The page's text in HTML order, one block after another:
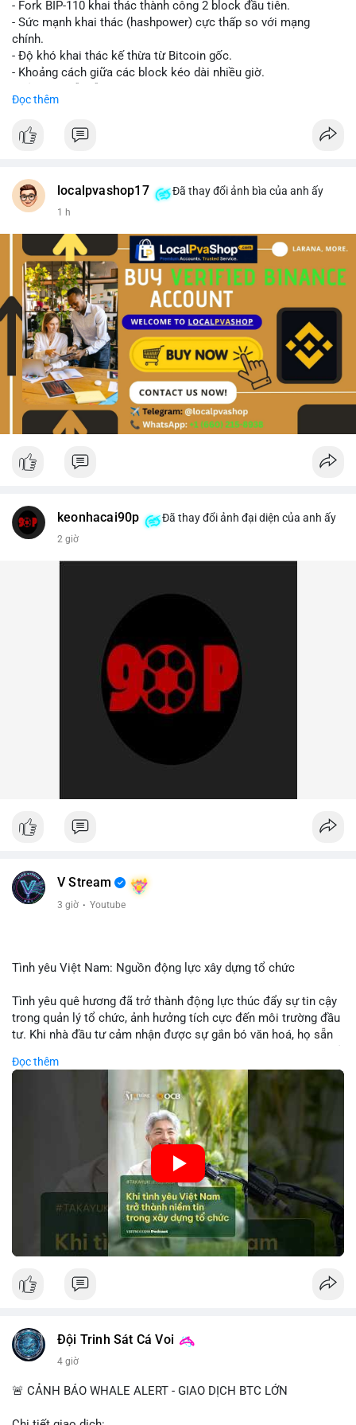
- Fork BIP-110 khai thác thành công 2 block đầu tiên.
- Sức mạnh khai thác (hashpower) cực thấp so với mạng
chính.
- Độ khó khai thác kế thừa từ Bitcoin gốc.
- Khoảng cách giữa các block kéo dài nhiều giờ.
#vlikevn #titanbot
Đọc thêm
localpvashop17 Đã thay đổi ảnh bìa của anh ấy
1 h
keonhacai90p Đã thay đổi ảnh đại diện của anh ấy
2 giờ
V Stream
3 giờ · Youtube
Tình yêu Việt Nam: Nguồn động lực xây dựng tổ chức
Tình yêu quê hương đã trở thành động lực thúc đẩy sự tin cậy
trong quản lý tổ chức, ảnh hưởng tích cực đến môi trường đầu
tư. Khi nhà đầu tư cảm nhận được sự gắn bó văn hoá, họ sẵn
các công ty blockchain và tiền mã hoá. Sự tăng cường niềm
tin này giúp giảm rủi ro thị trường, cải thiện chi phí vốn và thúc
đẩy sự phát triển bền vững của ngành công nghệ tài chính. Các
nhà quản lý cần khai thác tinh thần này để xây dựng chiến lược
phát triển bền vững và thu hút vốn đầu tư.
🎥 Xem video trực tiếp tại:
Nguồn: VIETSUCCESS
Đọc thêm
Đội Trinh Sát Cá Voi
4 giờ
🚨 CẢNH BÁO WHALE ALERT - GIAO DỊCH BTC LỚN